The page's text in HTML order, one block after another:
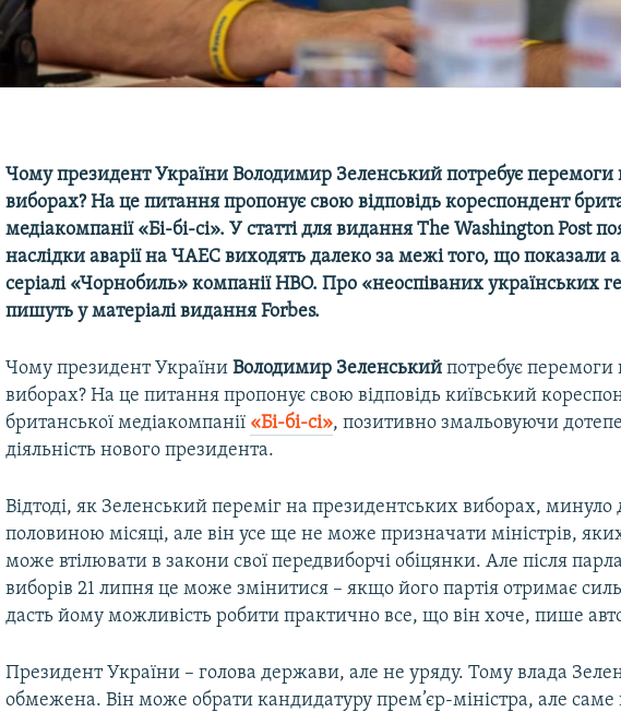
Чому президент України Володимир Зеленський потребує
виборах? На це питання пропонує свою відповідь кореспондент
медіакомпанії «Бі-бі-сі». У статті для видання The Washington Post
наслідки аварії на ЧАЕС виходять далеко за межі того, що показали
серіалі «Чорнобиль» компанії HBO. Про «неоспіваних українських
пишуть у матеріалі видання Forbes.
Чому президент УкраїниВолодимир Зеленський потребує
виборах? На це питання пропонує свою відповідь київський
британської медіакомпанії «Бі-бі-сі», позитивно змальовуючи
діяльність нового президента.
Відтоді, як Зеленський переміг на президентських виборах, минуло
половиною місяці, але він усе ще не може призначати міністрів,
може втілювати в закони свої передвиборчі обіцянки. Але після
виборів 21 липня це може змінитися – якщо його партія отримає
дасть йому можливість робити практично все, що він хоче, пише
Президент України – голова держави, але не уряду. Тому влада
обмежена. Він може обрати кандидатуру прем’єр-міністра, але